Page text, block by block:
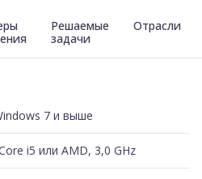
Решаемые
задачи
Отрасли
7 и выше
i5 или AMD, 3,0 GHz